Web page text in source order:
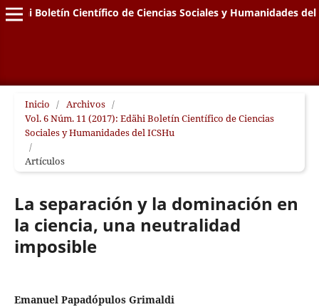
Edähi Boletín Científico de Ciencias Sociales y Humanidades del
Inicio / Archivos /
Vol. 6 Núm. 11 (2017): Edähi Boletín Científico de Ciencias
Sociales y Humanidades del ICSHu
/
Artículos
La separación y la dominación en
la ciencia, una neutralidad
imposible
Emanuel Papadópulos Grimaldi